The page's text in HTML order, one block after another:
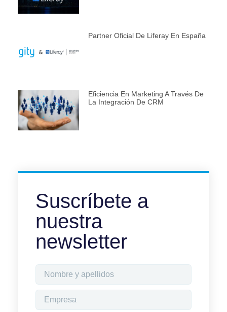
Partner Oficial De Liferay En España
Eficiencia En Marketing A Través De
La Integración De CRM
Suscríbete a
nuestra
newsletter